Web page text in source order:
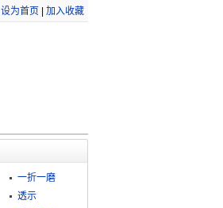
设为首页 加入收藏
一折一磨
透示